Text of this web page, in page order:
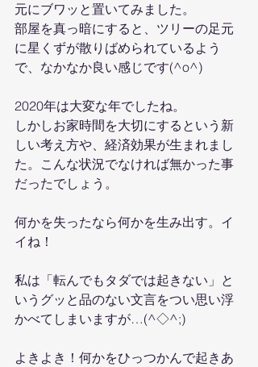
元にブワッと置いてみました。
部屋を真っ暗にすると、ツリーの足元
に星くずが散りばめられているよう
で、なかなか良い感じです(^o^)
2020年は大変な年でしたね。
しかしお家時間を大切にするという新
しい考え方や、経済効果が生まれまし
た。こんな状況でなければ無かった事
だったでしょう。
何かを失ったなら何かを生み出す。イ
イね！
私は「転んでもタダでは起きない」と
いうグッと品のない文言をつい思い浮
かべてしまいますが…(^◇^;)
よきよき！何かをひっつかんで起きあ